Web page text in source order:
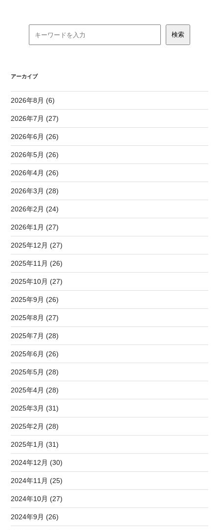
アーカイブ
2026年8月 (6)
2026年7月 (27)
2026年6月 (26)
2026年5月 (26)
2026年4月 (26)
2026年3月 (28)
2026年2月 (24)
2026年1月 (27)
2025年12月 (27)
2025年11月 (26)
2025年10月 (27)
2025年9月 (26)
2025年8月 (27)
2025年7月 (28)
2025年6月 (26)
2025年5月 (28)
2025年4月 (28)
2025年3月 (31)
2025年2月 (28)
2025年1月 (31)
2024年12月 (30)
2024年11月 (25)
2024年10月 (27)
2024年9月 (26)